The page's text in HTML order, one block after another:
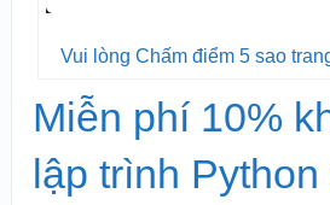
Vui lòng Chấm điểm 5 sao
Miễn phí 10%
lập trình